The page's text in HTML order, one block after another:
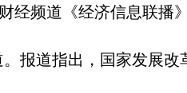
经频道《经济信息联播
报道指出，国家发展